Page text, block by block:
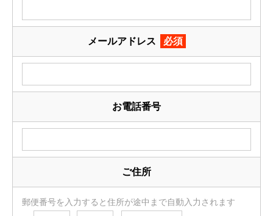
メールアドレス 必須
お電話番号
ご住所
郵便番号を入力すると住所が途中まで自動入力されます